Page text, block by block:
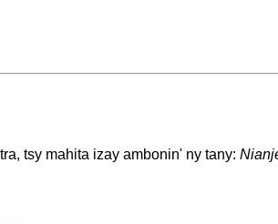
tsy mahita izay ambonin' ny tany: